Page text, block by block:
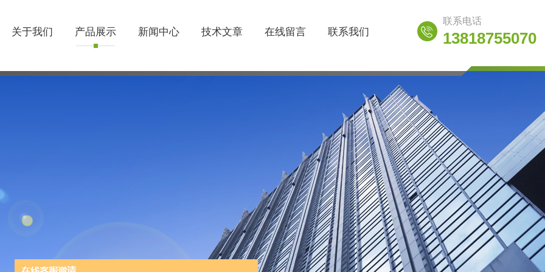
关于我们 产品展示 新闻中心 技术文章 在线留言 联系我们
联系电话
13818755070